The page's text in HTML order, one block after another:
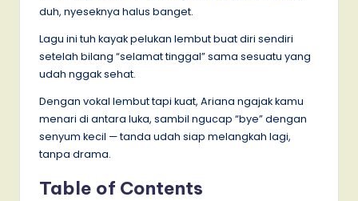
duh, nyeseknya halus banget.
Lagu ini tuh kayak pelukan lembut buat diri sendiri
setelah bilang “selamat tinggal” sama sesuatu yang
udah nggak sehat.
Dengan vokal lembut tapi kuat, Ariana ngajak kamu
menari di antara luka, sambil ngucap “bye” dengan
senyum kecil — tanda udah siap melangkah lagi,
tanpa drama.
Table of Contents